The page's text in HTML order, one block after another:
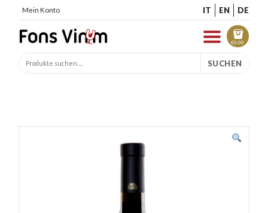
Mein Konto IT EN DE
€0.00
SUCHEN